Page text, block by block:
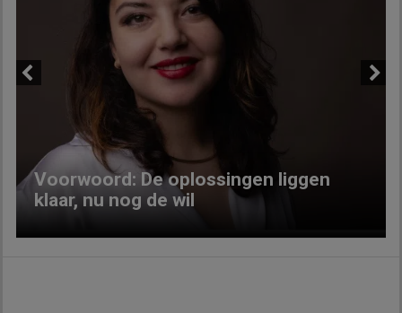
Voorwoord: De oplossingen liggen
klaar, nu nog de wil